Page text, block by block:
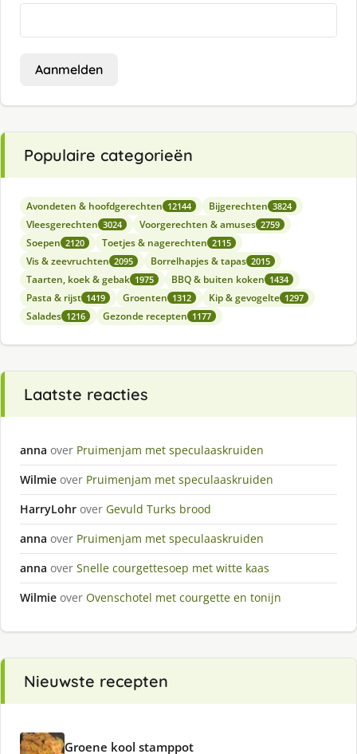
Aanmelden
Populaire categorieën
Avondeten & hoofdgerechten 12144 Bijgerechten 3824
Vleesgerechten 3024 Voorgerechten & amuses 2759
Soepen 2120 Toetjes & nagerechten 2115
Vis & zeevruchten 2095 Borrelhapjes & tapas 2015
Taarten, koek & gebak 1975 BBQ & buiten koken 1434
Pasta & rijst 1419 Groenten 1312 Kip & gevogelte 1297
Salades 1216 Gezonde recepten 1177
Laatste reacties
anna over Pruimenjam met speculaaskruiden
Wilmie over Pruimenjam met speculaaskruiden
HarryLohr over Gevuld Turks brood
anna over Pruimenjam met speculaaskruiden
anna over Snelle courgettesoep met witte kaas
Wilmie over Ovenschotel met courgette en tonijn
Nieuwste recepten
Groene kool stamppot